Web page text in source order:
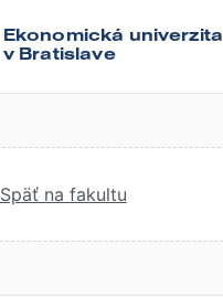
Ekonomická univerzita
v Bratislave
Späť na fakultu